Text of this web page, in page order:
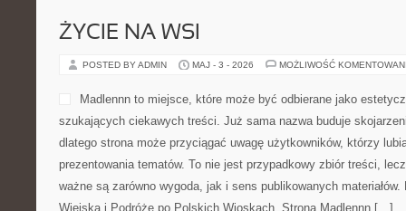
ŻYCIE NA WSI
POSTED BY ADMIN MAJ - 3 - 2026 MOŻLIWOŚĆ
Madlennn to miejsce, które może być odbierane jako
szukających ciekawych treści. Już sama nazwa buduje
dlatego strona może przyciągać uwagę użytkowników, którzy
prezentowania tematów. To nie jest przypadkowy zbiór treści,
ważne są zarówno wygoda, jak i sens publikowanych
Wiejska i Podróże po Polskich Wioskach. Strona Madlennn […]